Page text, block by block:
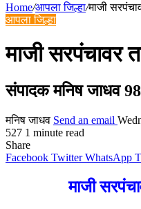
Home/आपला जिल्हा/माजी
आपला जिल्हा
माजी सरपंचावर
संपादक मनिष जाधव
मनिष जाधव Send an email
527 1 minute read
Share
Facebook Twitter WhatsApp
माजी